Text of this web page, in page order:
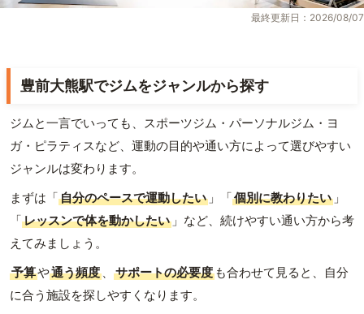
最終更新日：2026/08/07
豊前大熊駅でジムをジャンルから探す
ジムと一言でいっても、スポーツジム・パーソナルジム・ヨ
ガ・ピラティスなど、運動の目的や通い方によって選びやすい
ジャンルは変わります。
まずは「自分のペースで運動したい 」「個別に教わりたい 」
「レッスンで体を動かしたい 」など、続けやすい通い方から考
えてみましょう。
予算や通う頻度 、 サポートの必要度 も合わせて見ると、自分
に合う施設を探しやすくなります。